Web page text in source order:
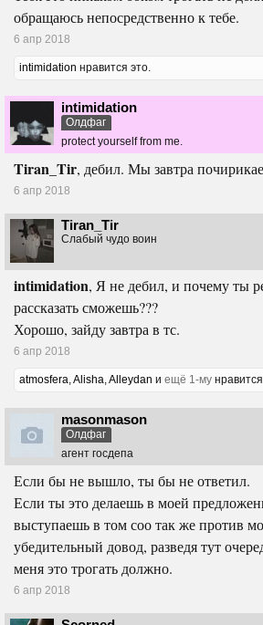
обращаюсь непосредственно к тебе.
6 апр 2018
intimidation нравится это.
intimidation
Олдфаг
protect yourself from me.
Tiran_Tir, дебил. Мы завтра
6 апр 2018
Tiran_Tir
Слабый чудо воин
intimidation, Я не дебил, и почему ты
рассказать сможешь???
Хорошо, зайду завтра в тс.
6 апр 2018
atmosfera,Alisha,Alleydan и ещё 1-му
masonmason
Олдфаг
агент госдепа
Если бы не вышло, ты бы не ответил.
Если ты это делаешь в моей
выступаешь в том соо так же против
убедительный довод, разведя тут
меня это трогать должно.
6 апр 2018